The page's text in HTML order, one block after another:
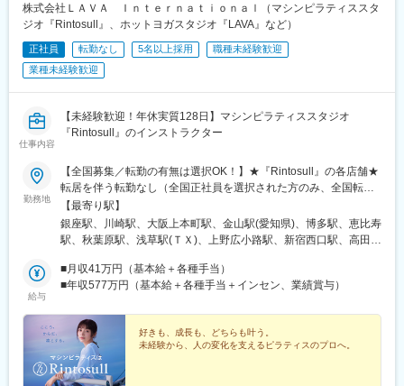
株式会社ＬＡＶＡ Ｉｎｔｅｒｎａｔｉｏｎａｌ（マシンピラティススタ
ジオ『Rintosull』、ホットヨガスタジオ『LAVA』など）
正社員 転勤なし 5名以上採用
職種未経験歓迎
業種未経験歓迎
仕事内容
【未経験歓迎！年休実質128日】マシンピラティススタジオ
『Rintosull』のインストラクター
勤務地
【全国募集／転勤の有無は選択OK！】★『Rintosull』の各店舗★
転居を伴う転勤なし（全国正社員を選択された方のみ、全国転勤
の可能性あり）＼新店続々！今期は60店舗以上オープン予定／■
関東東京／神奈川／千葉／埼玉／茨城／群馬■関西大阪／京都／兵
庫／滋賀／奈良#首都圏、関西 積極採用中！■その他【北海道・
野／山梨／静岡／三重／愛知【中国】岡山／広島／香川／徳島／
高知【九州・沖縄】福岡／長崎／鹿児島／熊本／沖縄＼嬉しい
41万円可／住宅手当：月最大5万円＃日曜定休／年休実質128日～
／土曜早上がり／5連休取得率90％超＃ノルマなし・残業月2h以
下◎＃未経験スタート94％！2カ月の“スクール級”研修あり＃社割
＆レッスンでボディメイクも楽しめる♪＃国際資格取得・短期海外
勤務など成長も全力サポート＃早期キャリアアップのチャンスも
【最寄り駅】
銀座駅、川崎駅、大阪上本町駅、金山駅(愛知県)、博多駅、恵比寿
駅、秋葉原駅、浅草駅(ＴＸ)、上野広小路駅、新宿西口駅、高田馬
賀駅、二子玉川駅、勝どき駅、本郷三丁目駅、新小岩駅、高円寺
駅、阿佐ケ谷駅、練馬駅、王子駅、赤羽駅、駒込駅、瑞江駅、西
駅、吉祥寺駅、府中駅(東京都)、調布駅、国立駅、田無駅、成増
駅、上大岡駅、港南台駅、日吉駅(神奈川県)、金沢八景駅(京急
線)、青葉台駅、戸塚駅、東戸塚駅、たまプラーザ駅、鴨居駅、鶴
見駅、杉田駅(神奈川県)、横須賀中央駅、大船駅、神奈川駅、辻堂
給与
■月収41万円（基本給＋各種手当）
■年収577万円（基本給＋各種手当＋インセン、業績賞与）
好きも、成長も、どちらも叶う。
未経験から、人の変化を支えるピラティスのプロへ。